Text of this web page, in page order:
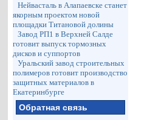
Нейвасталь в Алапаевске станет
якорным проектом новой
площадки Титановой долины
Завод РП1 в Верхней Салде
готовит выпуск тормозных
дисков и суппортов
Уральский завод строительных
полимеров готовит производство
защитных материалов в
Екатеринбурге
Обратная связь